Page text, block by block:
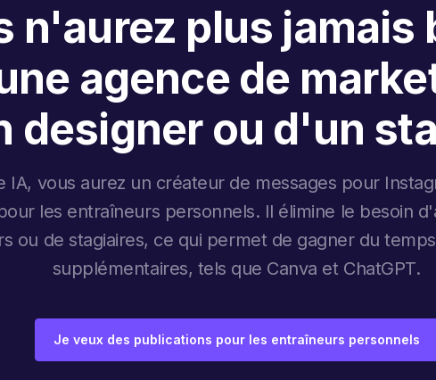
n'aurez plus jamais
agence de
designer ou d'un
IA, vous aurez un créateur de messages pour
les entraîneurs personnels. Il élimine le besoin
ou de stagiaires, ce qui permet de gagner du
supplémentaires, tels que Canva et ChatGPT.
Je veux des publications pour les entraîneurs personnels